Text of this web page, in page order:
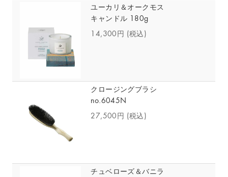
ユーカリ＆オークモス
キャンドル 180g
14,300円 (税込)
クロージングブラシ
no.6045N
27,500円 (税込)
チュベローズ＆バニラ